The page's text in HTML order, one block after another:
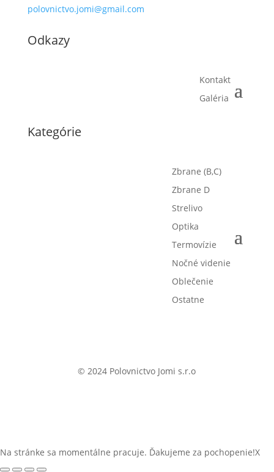
polovnictvo.jomi@gmail.com
Odkazy
Kontakt
Galéria
Kategórie
Zbrane (B,C)
Zbrane D
Strelivo
Optika
Termovízie
Nočné videnie
Oblečenie
Ostatne
© 2024 Polovnictvo Jomi s.r.o
Na stránke sa momentálne pracuje. Ďakujeme za pochopenie!X